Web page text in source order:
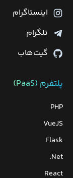
اینستاگرام
تلگرام
گیت‌هاب
پلتفرم (PaaS)
PHP
VueJS
Flask
Net.
React